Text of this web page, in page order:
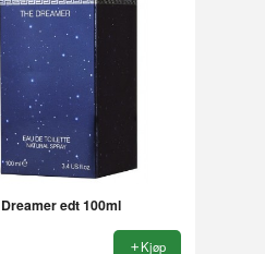
edt 100ml
Kjøp